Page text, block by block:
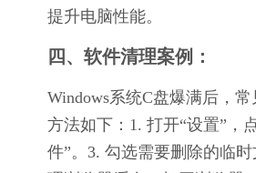
提升电脑性能。
四、软件清理案例：
Windows系统C盘爆满后，
方法如下：1. 打开“设置”，
件”。3. 勾选需要删除的临